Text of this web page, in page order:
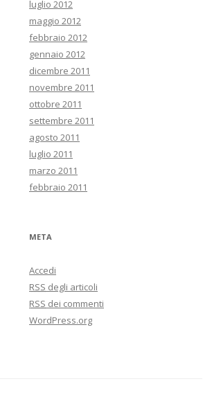
luglio 2012
maggio 2012
febbraio 2012
gennaio 2012
dicembre 2011
novembre 2011
ottobre 2011
settembre 2011
agosto 2011
luglio 2011
marzo 2011
febbraio 2011
META
Accedi
RSS degli articoli
RSS dei commenti
WordPress.org